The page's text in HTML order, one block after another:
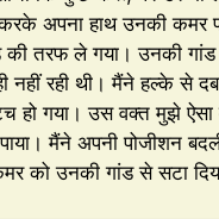
करके अपना हाथ उनकी कमर
की तरफ ले गया। उनकी गांड
नहीं रही थी। मैंने हल्के से
हो गया। उस वक्त मुझे ऐसा
मैंने अपनी पोजीशन
को उनकी गांड से सटा